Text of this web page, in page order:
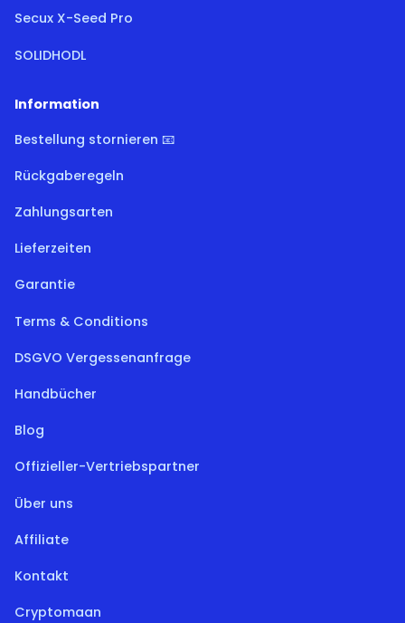
Secux X-Seed Pro
SOLIDHODL
Information
Bestellung stornieren 📧
Rückgaberegeln
Zahlungsarten
Lieferzeiten
Garantie
Terms & Conditions
DSGVO Vergessenanfrage
Handbücher
Blog
Offizieller-Vertriebspartner
Über uns
Affiliate
Kontakt
Cryptomaan